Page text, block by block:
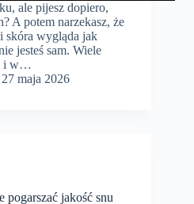
ale pijesz dopiero,
A potem narzekasz, że
skóra wygląda jak
jesteś sam. Wiele
i w…
27 maja 2026
jakość snu